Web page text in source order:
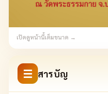
เปิดดูหน้านี้เต็มขนาด →
☰ สารบัญ